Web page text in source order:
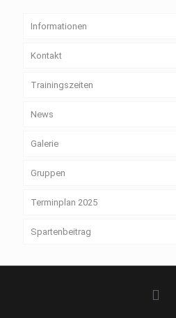
Informationen
Kontakt
Trainingszeiten
News
Galerie
Gruppen
Terminplan 2025
Spartenbeitrag